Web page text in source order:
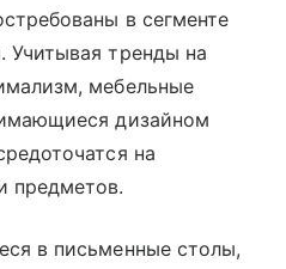
в сегменте
тренды на
мебельные
дизайном
на
предметов.
в письменные столы,